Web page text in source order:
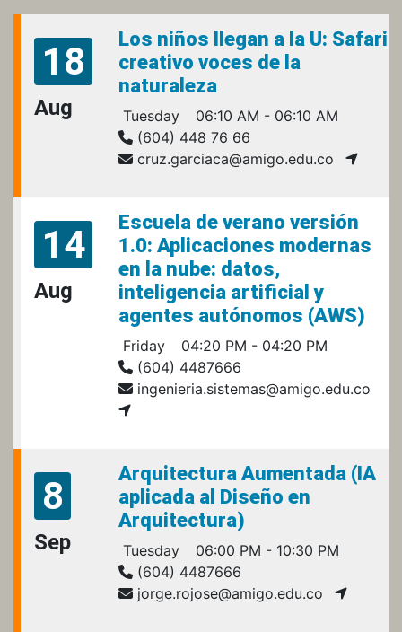
18
Aug
Los niños llegan a la U: Safari
creativo voces de la
naturaleza
Tuesday
06:10 AM - 06:10 AM
(604) 448 76 66
cruz.garciaca@amigo.edu.co
14
Aug
Escuela de verano versión
1.0: Aplicaciones modernas
en la nube: datos,
inteligencia artificial y
agentes autónomos (AWS)
Friday
04:20 PM - 04:20 PM
(604) 4487666
ingenieria.sistemas@amigo.edu.co
8
Sep
Arquitectura Aumentada (IA
aplicada al Diseño en
Arquitectura)
Tuesday
06:00 PM - 10:30 PM
(604) 4487666
jorge.rojose@amigo.edu.co